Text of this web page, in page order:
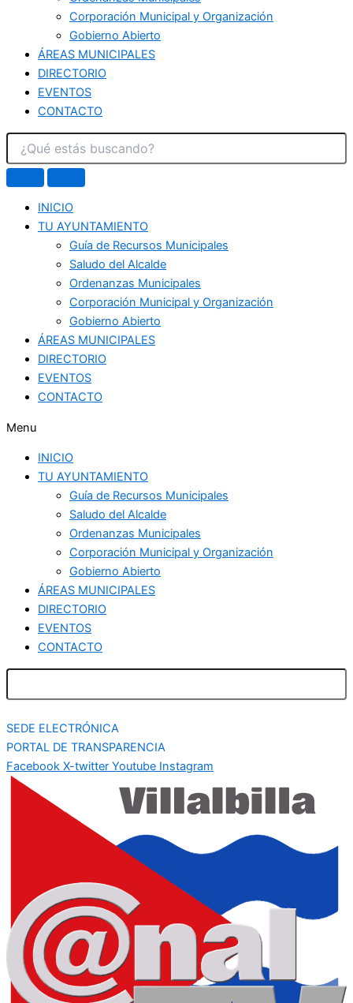
Corporación Municipal y Organización
Gobierno Abierto
ÁREAS MUNICIPALES
DIRECTORIO
EVENTOS
CONTACTO
INICIO
TU AYUNTAMIENTO
Guía de Recursos Municipales
Saludo del Alcalde
Ordenanzas Municipales
Corporación Municipal y Organización
Gobierno Abierto
ÁREAS MUNICIPALES
DIRECTORIO
EVENTOS
CONTACTO
Menu
INICIO
TU AYUNTAMIENTO
Guía de Recursos Municipales
Saludo del Alcalde
Ordenanzas Municipales
Corporación Municipal y Organización
Gobierno Abierto
ÁREAS MUNICIPALES
DIRECTORIO
EVENTOS
CONTACTO
SEDE ELECTRÓNICA
PORTAL DE TRANSPARENCIA
Facebook X-twitter Youtube Instagram